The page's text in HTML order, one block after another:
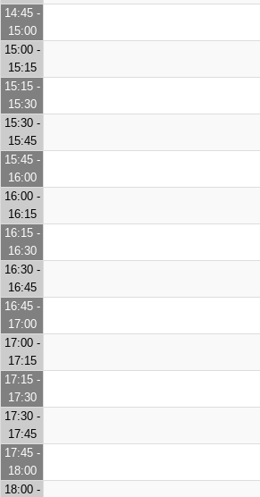
14:45 -
15:00
15:00 -
15:15
15:15 -
15:30
15:30 -
15:45
15:45 -
16:00
16:00 -
16:15
16:15 -
16:30
16:30 -
16:45
16:45 -
17:00
17:00 -
17:15
17:15 -
17:30
17:30 -
17:45
17:45 -
18:00
18:00 -